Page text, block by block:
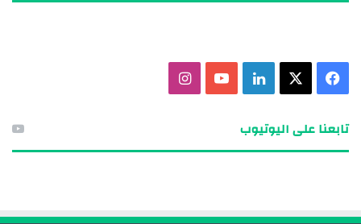
تابعنا على اليوتيوب